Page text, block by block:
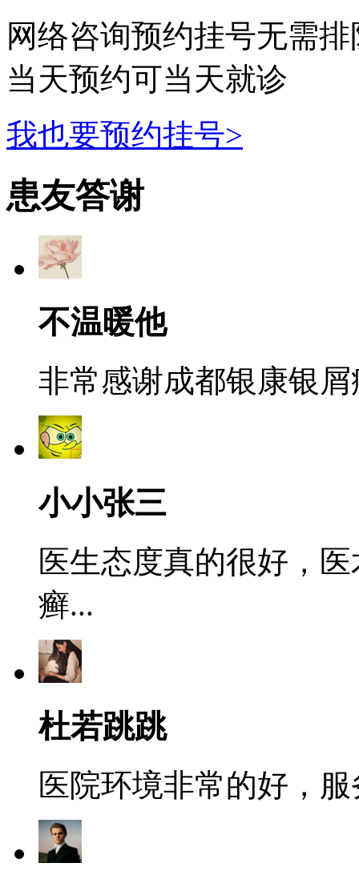
网络咨询预约挂号无需排
当天预约可当天就诊
我也要预约挂号>
患友答谢
不温暖他
非常感谢成都银康银
小小张三
医生态度真的很好，
癣...
杜若跳跳
医院环境非常的好，